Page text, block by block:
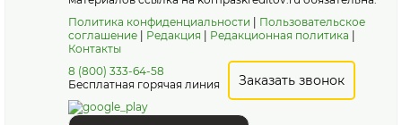
Политика конфиденциальности
Пользовательское
соглашение
Редакция Редакционная политика
Контакты
8 (800) 333-64-58
Бесплатная горячая линия
Заказать звонок